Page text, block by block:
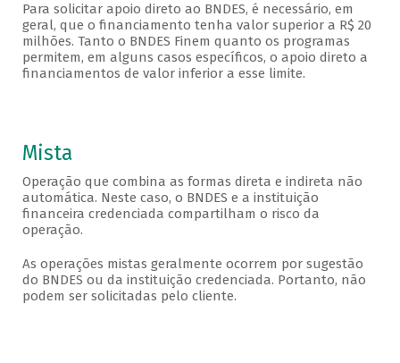
Para solicitar apoio direto ao BNDES, é necessário, em
geral, que o financiamento tenha valor superior a R$ 20
milhões. Tanto o BNDES Finem quanto os programas
permitem, em alguns casos específicos, o apoio direto a
financiamentos de valor inferior a esse limite.
Mista
Operação que combina as formas direta e indireta não
automática. Neste caso, o BNDES e a instituição
financeira credenciada compartilham o risco da
operação.
As operações mistas geralmente ocorrem por sugestão
do BNDES ou da instituição credenciada. Portanto, não
podem ser solicitadas pelo cliente.